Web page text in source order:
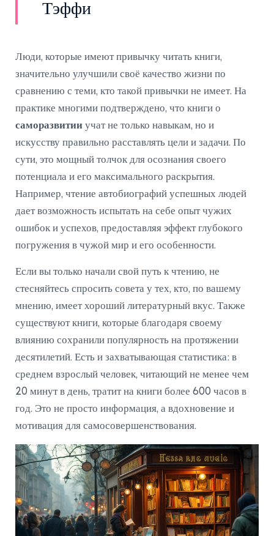
Тэффи
Люди, которые имеют привычку читать книги,
значительно улучшили своё качество жизни по
сравнению с теми, кто такой привычки не имеет. На
практике многими подтверждено, что книги о
саморазвитии учат не только навыкам, но и
искусству правильно расставлять цели и задачи. По
сути, это мощный толчок для осознания своего
потенциала и его максимального раскрытия.
Например, чтение автобиографий успешных людей
дает возможность испытать на себе опыт чужих
ошибок и успехов, предоставляя эффект глубокого
погружения в чужой мир и его особенности.
Если вы только начали свой путь к чтению, не
стесняйтесь спросить совета у тех, кто, по вашему
мнению, имеет хороший литературный вкус. Также
существуют книги, которые благодаря своему
влиянию сохранили популярность на протяжении
десятилетий. Есть и захватывающая статистика: в
среднем взрослый человек, читающий не менее чем
20 минут в день, тратит на книги более 600 часов в
год. Это не просто информация, а вдохновение и
мотивация для самосовершенствования.